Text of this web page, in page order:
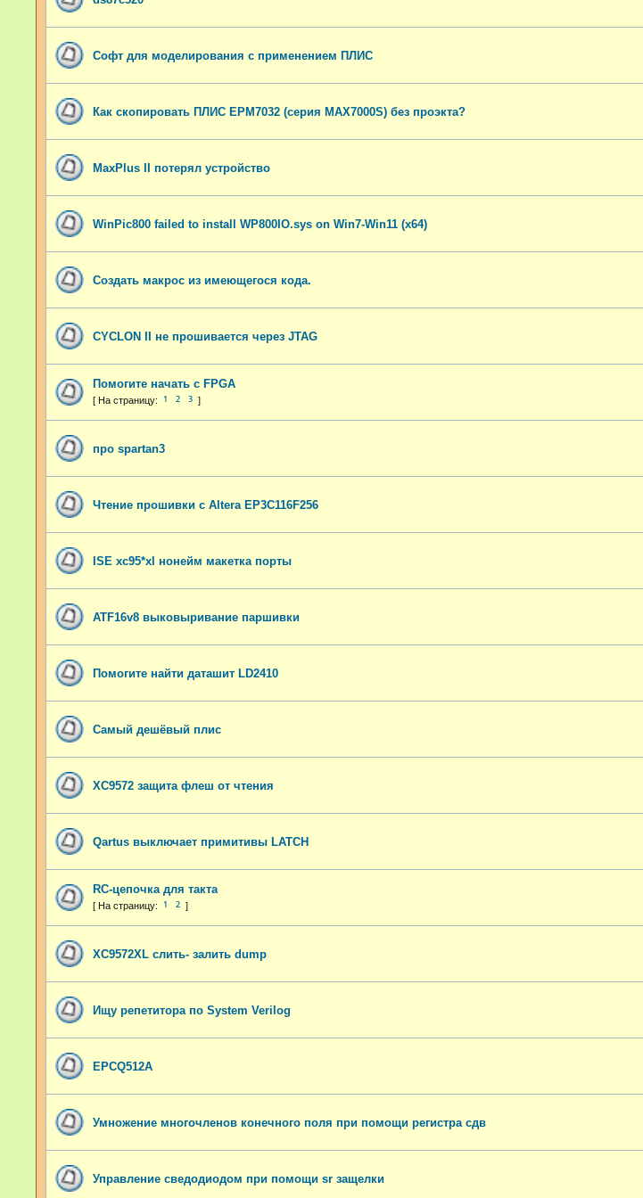
Софт для моделирования с применением ПЛИС
Как скопировать ПЛИС EPM7032 (серия MAX7000S) без проэкта?
MaxPlus II потерял устройство
WinPic800 failed to install WP800IO.sys on Win7-Win11 (x64)
Создать макрос из имеющегося кода.
CYCLON II не прошивается через JTAG
Помогите начать с FPGA
1 2 3
про spartan3
Чтение прошивки с Altera EP3C116F256
ISE xc95*xl нонейм макетка порты
ATF16v8 выковыривание паршивки
Помогите найти даташит LD2410
Самый дешёвый плис
XC9572 защита флеш от чтения
Qartus выключает примитивы LATCH
RC-цепочка для такта
1 2
XC9572XL слить- залить dump
Ищу репетитора по System Verilog
EPCQ512A
Умножение многочленов конечного поля при помощи регистра сдв
Управление сведодиодом при помощи sr защелки